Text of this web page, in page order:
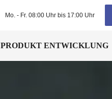
Mo. - Fr. 08:00 Uhr bis 17:00 Uhr
PRODUKT ENTWICKLUNG